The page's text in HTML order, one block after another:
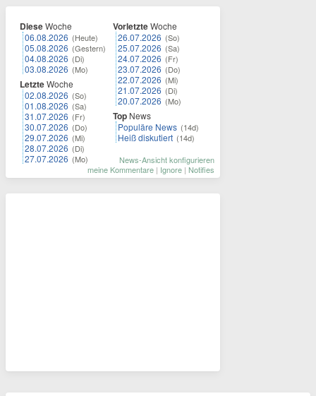
DieseWoche
06.08.2026 (Heute)
05.08.2026 (Gestern)
04.08.2026 (Di)
03.08.2026 (Mo)
LetzteWoche
02.08.2026 (So)
01.08.2026 (Sa)
31.07.2026 (Fr)
30.07.2026 (Do)
29.07.2026 (Mi)
28.07.2026 (Di)
27.07.2026 (Mo)
VorletzteWoche
26.07.2026 (So)
25.07.2026 (Sa)
24.07.2026 (Fr)
23.07.2026 (Do)
22.07.2026 (Mi)
21.07.2026 (Di)
20.07.2026 (Mo)
Top News
Populäre News (14d)
Heiß diskutiert (14d)
News-Ansicht konfigurieren
meine Kommentare | Ignore | Notifies